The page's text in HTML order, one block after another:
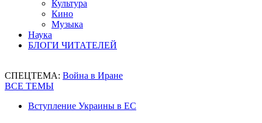
Культура
Кино
Музыка
Наука
БЛОГИ ЧИТАТЕЛЕЙ
СПЕЦТЕМА: Война в Иране
ВСЕ ТЕМЫ
Вступление Украины в ЕС